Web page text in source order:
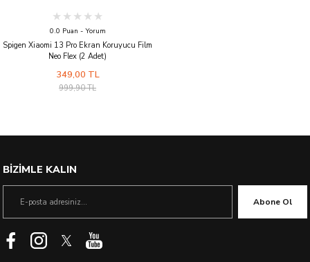
0.0 Puan - Yorum
Spigen Xiaomi 13 Pro Ekran Koruyucu Film
Neo Flex (2 Adet)
349,00 TL
999,90 TL
BİZİMLE KALIN
Abone Ol